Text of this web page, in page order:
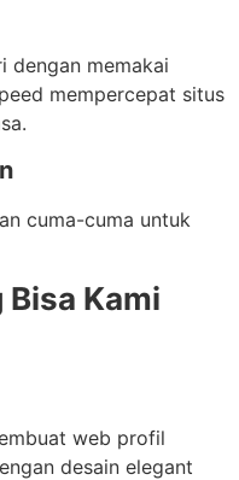
dengan memakai
mempercepat situs
cuma-cuma untuk
Bisa Kami
web profil
desain elegant